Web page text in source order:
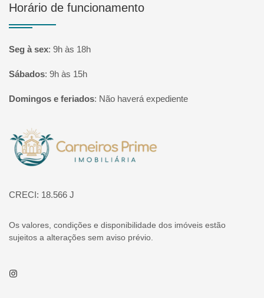
Horário de funcionamento
Seg à sex: 9h às 18h
Sábados: 9h às 15h
Domingos e feriados: Não haverá expediente
Página inicial
CRECI: 18.566 J
Os valores, condições e disponibilidade dos imóveis estão
sujeitos a alterações sem aviso prévio.
Instagram